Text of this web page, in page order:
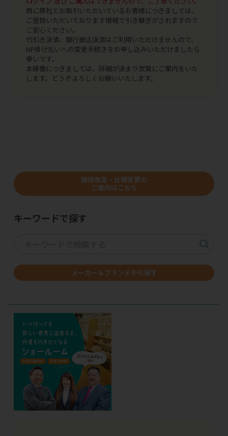
既に弊社とお取引いただいているお客様につきましては、
ご登録いただいております情報で引き継ぎがされますので
ご安心ください。
代引き決済、銀行振込決済はご利用いただけませんので、
NP掛け払いへの変更手続きをお申し込みいただけましたら
幸いです。
本稼働につきましては、詳細が決まり次第にご案内をいた
します。どうぞよろしくお願いいたします。
価格改定・仕様変更の
ご案内はこちら
キーワードで探す
メーカー＆ブランドから探す